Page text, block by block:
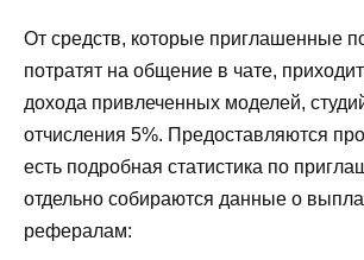
От средств, которые приглашенные
потратят на общение в чате,
дохода привлеченных моделей,
отчисления 5%. Предоставляются
есть подробная статистика по
отдельно собираются данные о
рефералам: